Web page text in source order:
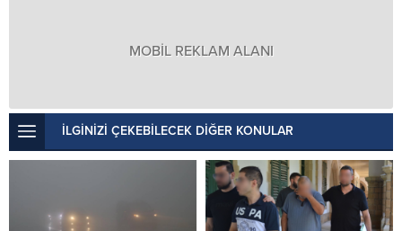
MOBİL REKLAM ALANI
İLGİNİZİ ÇEKEBİLECEK DİĞER KONULAR